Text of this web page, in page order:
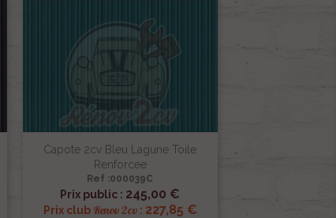
Capote 2cv Bleu Lagune Toile
Renforcee
Ref :000039C
Prix public : 245,00 €
Prix club Renov 2cv: 227,85 €
 Aperçu rapide